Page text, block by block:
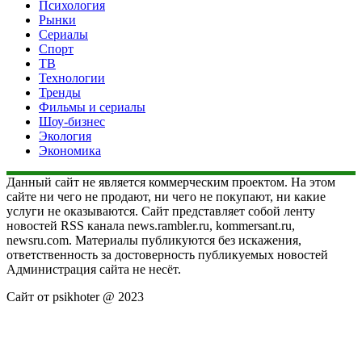
Психология
Рынки
Сериалы
Спорт
ТВ
Технологии
Тренды
Фильмы и сериалы
Шоу-бизнес
Экология
Экономика
Данный сайт не является коммерческим проектом. На этом
сайте ни чего не продают, ни чего не покупают, ни какие
услуги не оказываются. Сайт представляет собой ленту
новостей RSS канала news.rambler.ru, kommersant.ru,
newsru.com. Материалы публикуются без искажения,
ответственность за достоверность публикуемых новостей
Администрация сайта не несёт.
Сайт от psikhoter @ 2023